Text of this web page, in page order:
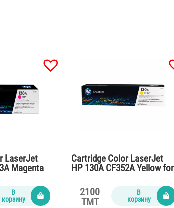
LaserJet
Magenta
В
корзину
Cartridge Color LaserJet
HP 130A CF352A Yellow for
2100
TMT
В
корзину